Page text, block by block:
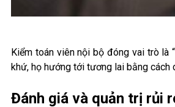
Kiểm toán viên nội bộ đóng vai trò là
khứ, họ hướng tới tương lai bằng cách
Đánh giá và quản trị rủi